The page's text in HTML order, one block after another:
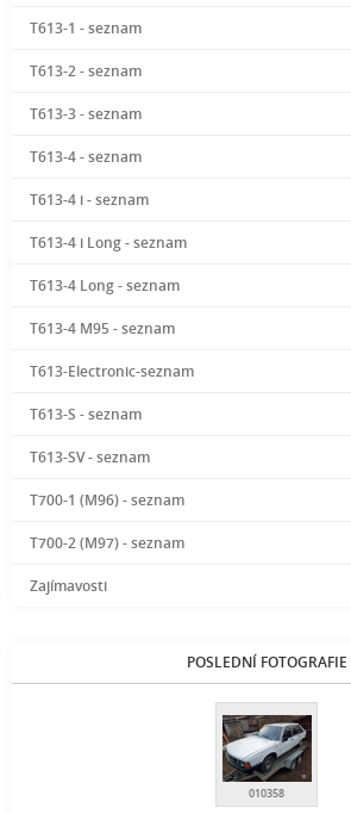
T613-1 - seznam
T613-2 - seznam
T613-3 - seznam
T613-4 - seznam
T613-4 i - seznam
T613-4 i Long - seznam
T613-4 Long - seznam
T613-4 M95 - seznam
T613-Electronic-seznam
T613-S - seznam
T613-SV - seznam
T700-1 (M96) - seznam
T700-2 (M97) - seznam
Zajímavosti
POSLEDNÍ FOTOGRAFIE
010358